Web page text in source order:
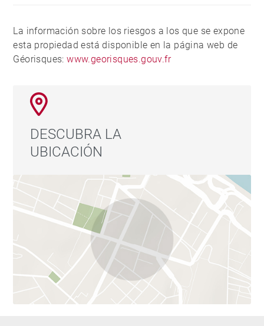
La información sobre los riesgos a los que se expone
esta propiedad está disponible en la página web de
Géorisques:www.georisques.gouv.fr
DESCUBRA LA
UBICACIÓN